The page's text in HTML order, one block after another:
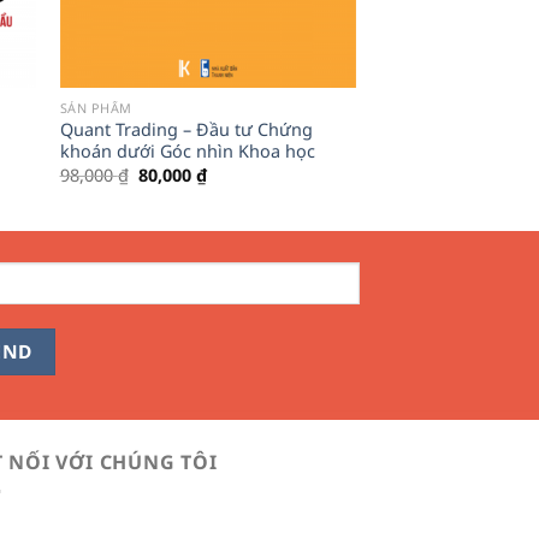
SẢN PHẨM
Quant Trading – Đầu tư Chứng
khoán dưới Góc nhìn Khoa học
98,000₫ Giá
gốc
80,000 ₫Giá
hiện
NỐI VỚI CHÚNG TÔI